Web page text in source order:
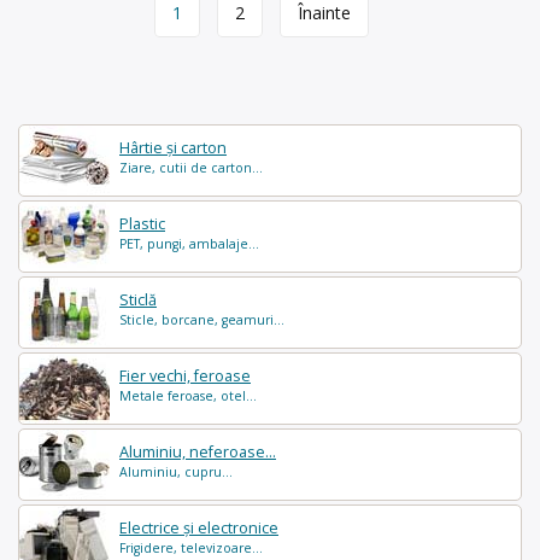
Hârtie și carton
Ziare, cutii de carton...
Plastic
PET, pungi, ambalaje...
Sticlă
Sticle, borcane, geamuri...
Fier vechi, feroase
Metale feroase, otel...
Aluminiu, neferoase...
Aluminiu, cupru...
Electrice și electronice
Frigidere, televizoare...
1 2 Înainte